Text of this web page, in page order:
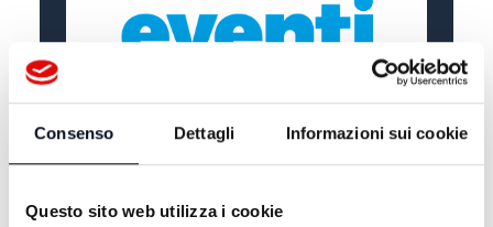
Consenso Dettagli Informazioni sui cookie
Questo sito web utilizza i cookie
ALTRE NOTIZIE